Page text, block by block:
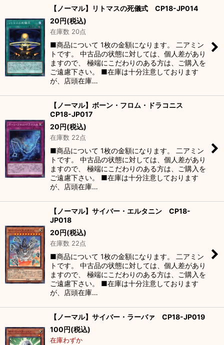
【ノーマル】リトマスの死儀式 CP18-JP014
20円(税込)
在庫数 20点
■商品について 1枚の金額になります。 二アミン
トです。 中古品の状態に対しては、個人差があり
ますので、 極端にこだわりのある方は、ご購入を
ご遠慮下さい。 ■在庫は十分注意しております
が、店頭在庫…
【ノーマル】ボーン・フロム・ドラコニス
CP18-JP017
20円(税込)
在庫数 22点
■商品について 1枚の金額になります。 二アミン
トです。 中古品の状態に対しては、個人差があり
ますので、 極端にこだわりのある方は、ご購入を
ご遠慮下さい。 ■在庫は十分注意しております
が、店頭在庫…
【ノーマル】サイバー・エルタニン CP18-
JP018
20円(税込)
在庫数 22点
■商品について 1枚の金額になります。 二アミン
トです。 中古品の状態に対しては、個人差があり
ますので、 極端にこだわりのある方は、ご購入を
ご遠慮下さい。 ■在庫は十分注意しております
が、店頭在庫…
【ノーマル】サイバー・ラーバァ CP18-JP019
100円(税込)
在庫わずか